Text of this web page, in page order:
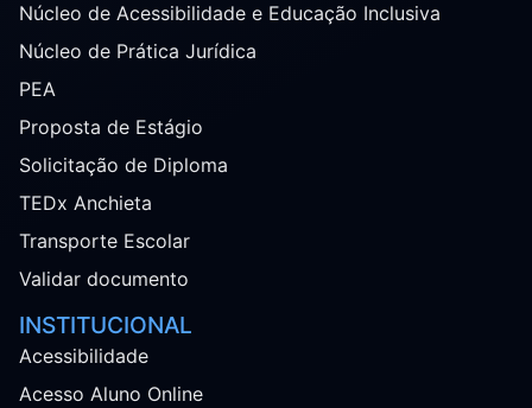
Núcleo de Acessibilidade e Educação Inclusiva
Núcleo de Prática Jurídica
PEA
Proposta de Estágio
Solicitação de Diploma
TEDx Anchieta
Transporte Escolar
Validar documento
INSTITUCIONAL
Acessibilidade
Acesso Aluno Online